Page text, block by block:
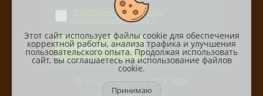
Я согласен на обработку
персональных данных
Позвонить мне
Академия Цвета2013-2026
Этот сайт использует файлы cookie для обеспечения
корректной работы, анализа трафика и улучшения
пользовательского опыта. Продолжая использовать
сайт, вы соглашаетесь на использование файлов
cookie.
Принимаю